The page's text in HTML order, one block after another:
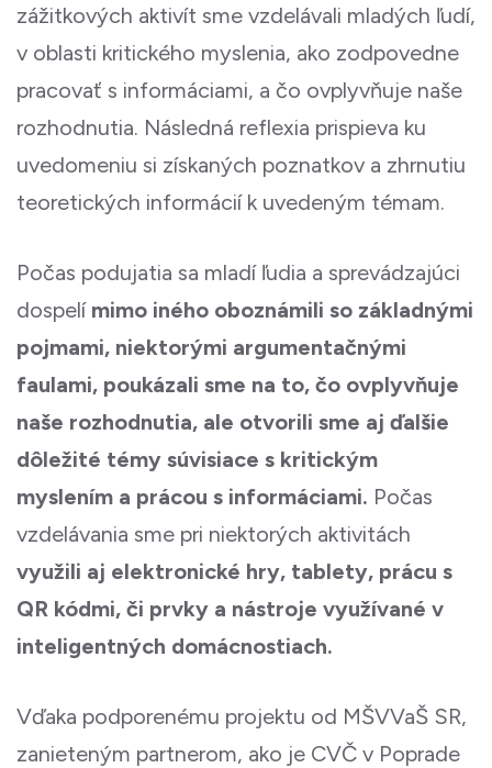
zážitkových aktivít sme vzdelávali mladých ľudí,
v oblasti kritického myslenia, ako zodpovedne
pracovať s informáciami, a čo ovplyvňuje naše
rozhodnutia. Následná reflexia prispieva ku
uvedomeniu si získaných poznatkov a zhrnutiu
teoretických informácií k uvedeným témam.
Počas podujatia sa mladí ľudia a sprevádzajúci
dospelí mimo iného oboznámili so základnými
pojmami, niektorými argumentačnými
faulami, poukázali sme na to, čo ovplyvňuje
naše rozhodnutia, ale otvorili sme aj ďalšie
dôležité témy súvisiace s kritickým
myslením a prácou s informáciami. Počas
vzdelávania sme pri niektorých aktivitách
využili aj elektronické hry, tablety, prácu s
QR kódmi, či prvky a nástroje využívané v
inteligentných domácnostiach.
Vďaka podporenému projektu od MŠVVaŠ SR,
zanieteným partnerom, ako je CVČ v Poprade